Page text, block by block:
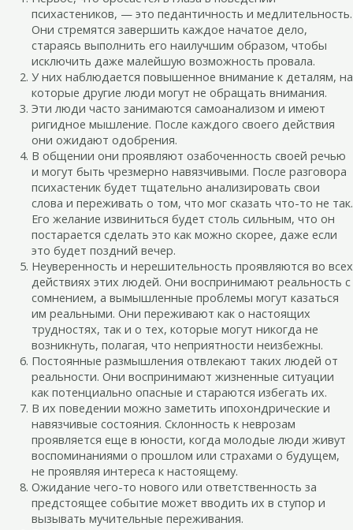
психастеников, — это педантичность и медлительность.
Они стремятся завершить каждое начатое дело,
стараясь выполнить его наилучшим образом, чтобы
исключить даже малейшую возможность провала.
У них наблюдается повышенное внимание к деталям, на
которые другие люди могут не обращать внимания.
Эти люди часто занимаются самоанализом и имеют
ригидное мышление. После каждого своего действия
они ожидают одобрения.
В общении они проявляют озабоченность своей речью
и могут быть чрезмерно навязчивыми. После разговора
психастеник будет тщательно анализировать свои
слова и переживать о том, что мог сказать что-то не так.
Его желание извиниться будет столь сильным, что он
постарается сделать это как можно скорее, даже если
это будет поздний вечер.
Неуверенность и нерешительность проявляются во всех
действиях этих людей. Они воспринимают реальность с
сомнением, а вымышленные проблемы могут казаться
им реальными. Они переживают как о настоящих
трудностях, так и о тех, которые могут никогда не
возникнуть, полагая, что неприятности неизбежны.
Постоянные размышления отвлекают таких людей от
реальности. Они воспринимают жизненные ситуации
как потенциально опасные и стараются избегать их.
В их поведении можно заметить ипохондрические и
навязчивые состояния. Склонность к неврозам
проявляется еще в юности, когда молодые люди живут
воспоминаниями о прошлом или страхами о будущем,
не проявляя интереса к настоящему.
Ожидание чего-то нового или ответственность за
предстоящее событие может вводить их в ступор и
вызывать мучительные переживания.